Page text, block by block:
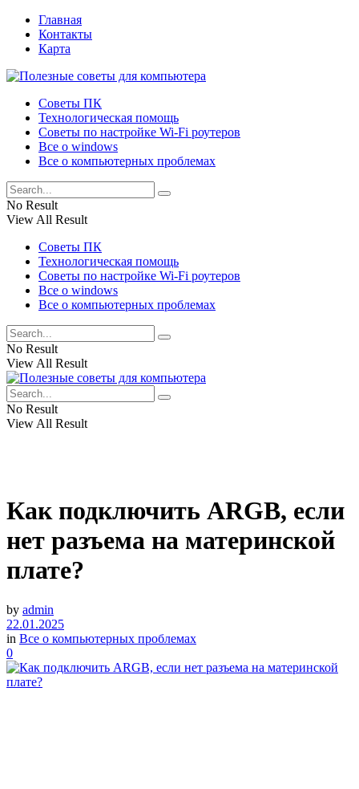
Главная
Контакты
Карта
Советы ПК
Технологическая помощь
Советы по настройке Wi-Fi роутеров
Все о windows
Все о компьютерных проблемах
No Result
View All Result
Советы ПК
Технологическая помощь
Советы по настройке Wi-Fi роутеров
Все о windows
Все о компьютерных проблемах
No Result
View All Result
No Result
View All Result
Как подключить ARGB, если
нет разъема на материнской
плате?
by admin
22.01.2025
in Все о компьютерных проблемах
0